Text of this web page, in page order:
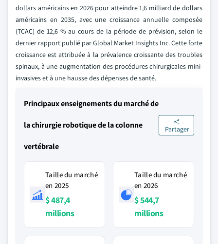
dollars américains en 2026 pour atteindre 1,6 milliard de dollars
américains en 2035, avec une croissance annuelle composée
(TCAC) de 12,6 % au cours de la période de prévision, selon le
dernier rapport publié par Global Market Insights Inc. Cette forte
croissance est attribuée à la prévalence croissante des troubles
spinaux, à une augmentation des procédures chirurgicales mini-
invasives et à une hausse des dépenses de santé.
Principaux enseignements du marché de
la chirurgie robotique de la colonne
vertébrale
Partager
Taille du marché
en 2025
$ 487,4
millions
Taille du marché
en 2026
$ 544,7
millions